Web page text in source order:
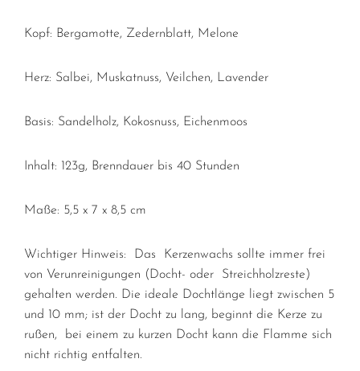
Kopf: Bergamotte, Zedernblatt, Melone
Herz: Salbei, Muskatnuss, Veilchen, Lavender
Basis: Sandelholz, Kokosnuss, Eichenmoos
Inhalt: 123g, Brenndauer bis 40 Stunden
Maße: 5,5 x 7 x 8,5 cm
Wichtiger Hinweis: Das Kerzenwachs sollte immer frei
von Verunreinigungen (Docht- oder Streichholzreste)
gehalten werden. Die ideale Dochtlänge liegt zwischen 5
und 10 mm; ist der Docht zu lang, beginnt die Kerze zu
rußen, bei einem zu kurzen Docht kann die Flamme sich
nicht richtig entfalten.